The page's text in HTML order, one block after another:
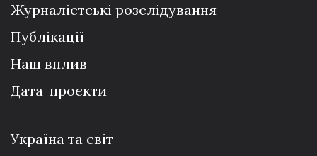
Журналістські розслідування
Публікації
Наш вплив
Дата-проєкти
Україна та світ